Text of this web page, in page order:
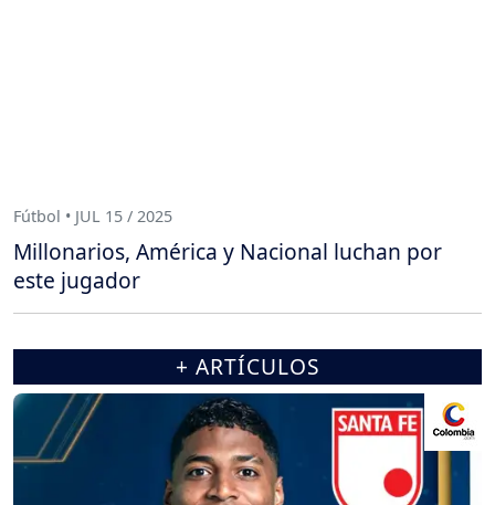
Fútbol • JUL 15 / 2025
Millonarios, América y Nacional luchan por
este jugador
+ ARTÍCULOS